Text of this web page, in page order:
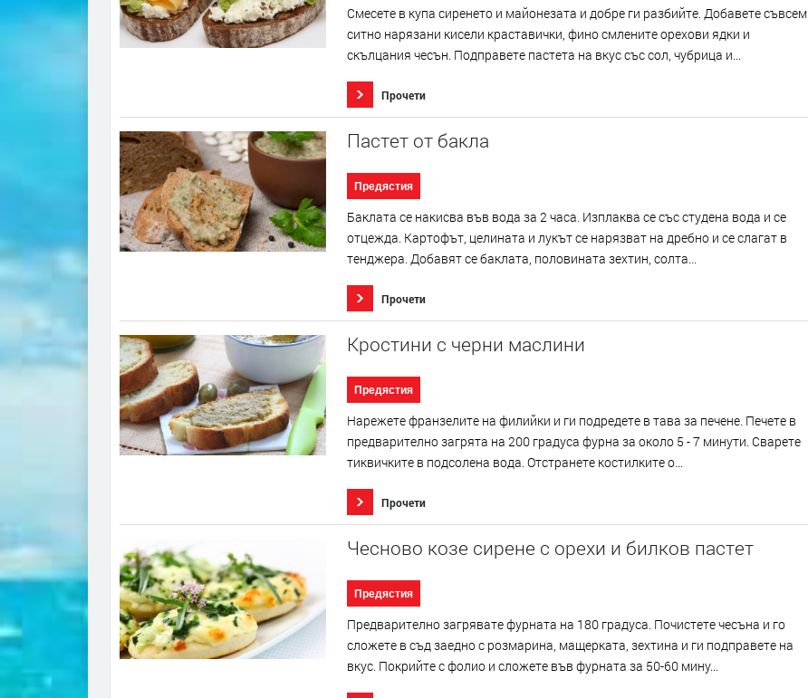
Смесете в купа сиренето и майонезата и добре ги разбийте. Добавете съвсем
ситно нарязани кисели краставички, фино смлените орехови ядки и
скълцания чесън. Подправете пастета на вкус със сол, чубрица и...
Прочети
Пастет от бакла
Предястия
Баклата се накисва във вода за 2 часа. Изплаква се със студена вода и се
отцежда. Картофът, целината и лукът се нарязват на дребно и се слагат в
тенджера. Добавят се баклата, половината зехтин, солта...
Прочети
Кростини с черни маслини
Предястия
Нарежете франзелите на филийки и ги подредете в тава за печене. Печете в
предварително загрята на 200 градуса фурна за около 5 - 7 минути. Сварете
тиквичките в подсолена вода. Отстранете костилките о...
Прочети
Чесново козе сирене с орехи и билков пастет
Предястия
Предварително загрявате фурната на 180 градуса. Почистете чесъна и го
сложете в съд заедно с розмарина, мащерката, зехтина и ги подправете на
вкус. Покрийте с фолио и сложете във фурната за 50-60 мину...